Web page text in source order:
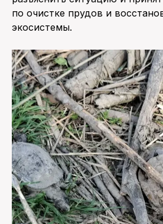
по очистке прудов и
экосистемы.